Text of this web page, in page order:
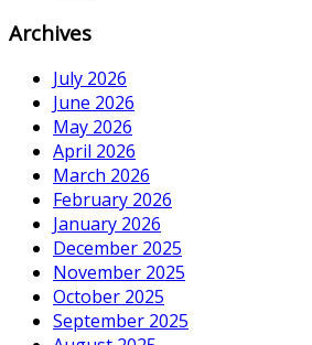
Archives
July 2026
June 2026
May 2026
April 2026
March 2026
February 2026
January 2026
December 2025
November 2025
October 2025
September 2025